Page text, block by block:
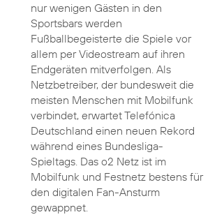
nur wenigen Gästen in den
Sportsbars werden
Fußballbegeisterte die Spiele vor
allem per Videostream auf ihren
Endgeräten mitverfolgen. Als
Netzbetreiber, der bundesweit die
meisten Menschen mit Mobilfunk
verbindet, erwartet Telefónica
Deutschland einen neuen Rekord
während eines Bundesliga-
Spieltags. Das o2 Netz ist im
Mobilfunk und Festnetz bestens für
den digitalen Fan-Ansturm
gewappnet.